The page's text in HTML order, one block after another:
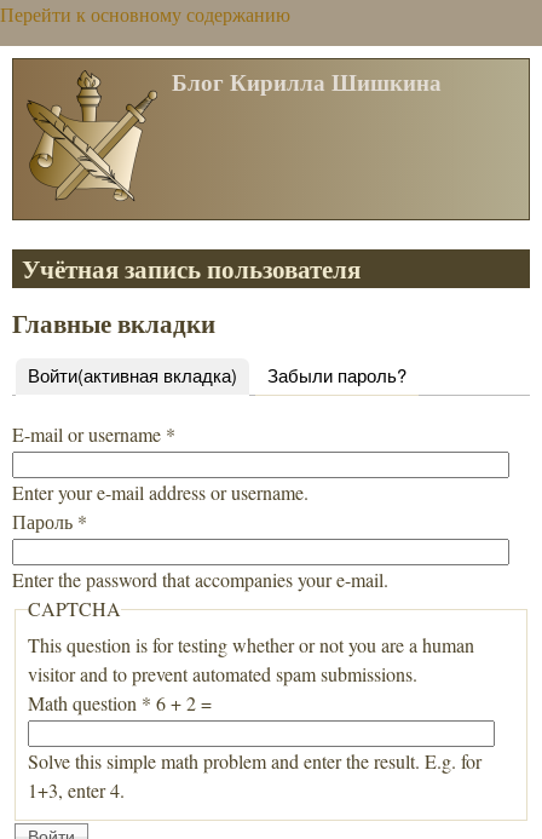
Перейти к основному содержанию
Блог Кирилла Шишкина
Учётная запись пользователя
Главные вкладки
Войти(активная вкладка) Забыли пароль?
E-mail or username *
Enter your e-mail address or username.
Пароль *
Enter the password that accompanies your e-mail.
CAPTCHA
This question is for testing whether or not you are a human
visitor and to prevent automated spam submissions.
Math question * 6 + 2 =
Solve this simple math problem and enter the result. E.g. for
1+3, enter 4.